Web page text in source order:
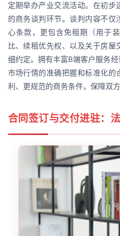
定期举办产业交流活动。在初步
的商务谈判环节。谈判内容不仅
心条款，更包含免租期（用于
比、续租优先权、以及关于房
细约定。拥有丰富B端客户服务
市场行情的准确把握和标准化的
利、更规范的商务条件，保障双方
合同签订与交付进驻：